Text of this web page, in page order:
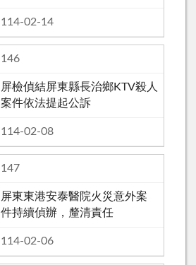
114-02-14
146
屏檢偵結屏東縣長治鄉KTV殺人
案件依法提起公訴
114-02-08
147
屏東東港安泰醫院火災意外案
件持續偵辦，釐清責任
114-02-06